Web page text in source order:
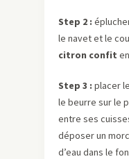
Step 2 :
le navet et le
citron confit
Step 3 : placer le
le beurre sur le
entre ses
déposer un
d’eau dans le